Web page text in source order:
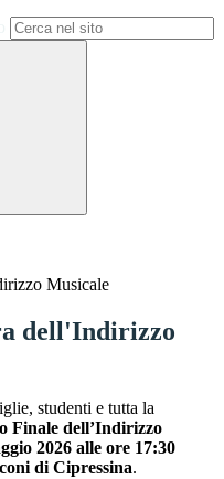
Musicale
dell'Indirizzo
studenti e tutta la
Finale dell’Indirizzo
2026 alle ore 17:30
di Cipressina.